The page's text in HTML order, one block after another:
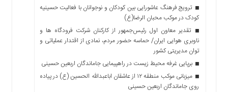
ترویج فرهنگ عاشورایی بین کودکان و نوجوانان با فعالیت حسینیه
کودک در موکب محبان الرضا(ع)
تقدیر معاون اول رئیس‌جمهور از کارکنان شرکت فرودگاه ها و
ناوبری هوایی ایران/ حماسه حضور مردم، نمادی از اقتدار عملیاتی و
توان مدیریتی کشور
برپایی غرفه محیط زیست در راهپیمایی جاماندگان اربعین حسینی
میزبانی موکب منطقه ۱۲ از عاشقان اباعبدالله الحسین (ع) در پیاده
روی جاماندگان اربعین حسینی